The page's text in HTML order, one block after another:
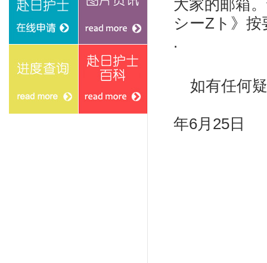
在线申请 图片资讯
大家的邮箱
シーZト》按
.
如有任何疑
年6月25日